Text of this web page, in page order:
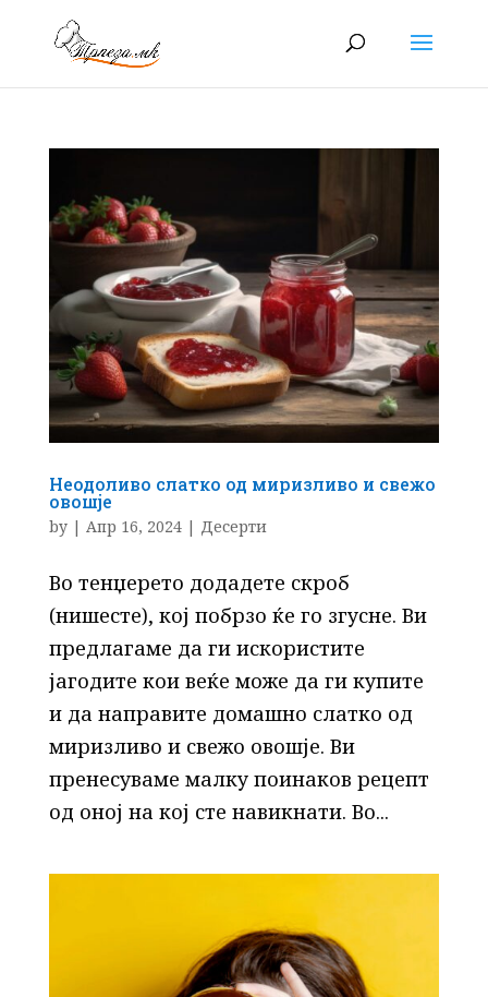
Неодоливо слатко од миризливо и свежо
овошје
by | Апр 16, 2024| Десерти
Во тенџерето додадете скроб
(нишесте), кој побрзо ќе го згусне. Ви
предлагаме да ги искористите
јагодите кои веќе може да ги купите
и да направите домашно слатко од
миризливо и свежо овошје. Ви
пренесуваме малку поинаков рецепт
од оној на кој сте навикнати. Во...